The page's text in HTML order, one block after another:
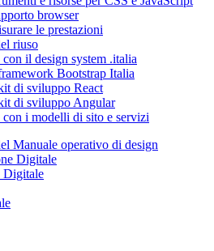
browser
le prestazioni
riuso
il design system .italia
Bootstrap Italia
di sviluppo React
di sviluppo Angular
i modelli di sito e servizi
Manuale operativo di design
Digitale